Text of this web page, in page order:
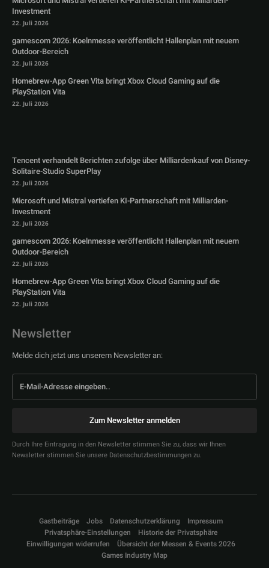
Investment
22. Juli 2026
gamescom 2026: Koelnmesse veröffentlicht Hallenplan mit neuem
Outdoor-Bereich
22. Juli 2026
Homebrew-App Green Vita bringt Xbox Cloud Gaming auf die
PlayStation Vita
22. Juli 2026
Tencent verhandelt Berichten zufolge über Milliardenkauf von Disney-
Solitaire-Studio SuperPlay
22. Juli 2026
Microsoft und Mistral vertiefen KI-Partnerschaft mit Milliarden-
Investment
22. Juli 2026
gamescom 2026: Koelnmesse veröffentlicht Hallenplan mit neuem
Outdoor-Bereich
22. Juli 2026
Homebrew-App Green Vita bringt Xbox Cloud Gaming auf die
PlayStation Vita
22. Juli 2026
Newsletter
Melde dich jetzt uns unserem Newsletter an:
Zum Newsletter anmelden
Durch Ihre Eintragung in den Newsletter stimmen Sie zu, dass wir Ihnen
Newsletter stimmen Sie unsere Datenschutzbestimmungen zu.
Gastbeiträge Jobs Datenschutzerklärung
Impressum
Privatsphäre-Einstellungen
Historie der Privatsphäre
Einwilligungen widerrufen
Übersicht der Messen & Events 2026
Games Industry Map